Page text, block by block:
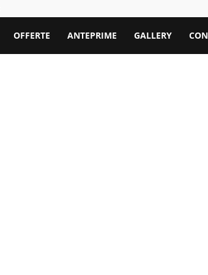
OFFERTE ANTEPRIME GALLERY